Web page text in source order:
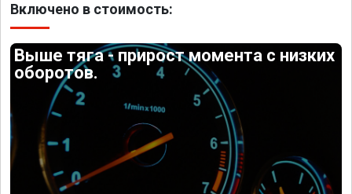
Включено в стоимость:
Выше тяга - прирост момента с низких
оборотов.